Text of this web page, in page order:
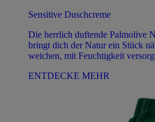
Sensitive Duschcreme
Die herrlich duftende Palmolive
bringt dich der Natur ein Stück
weichen, mit Feuchtigkeit
ENTDECKE MEHR